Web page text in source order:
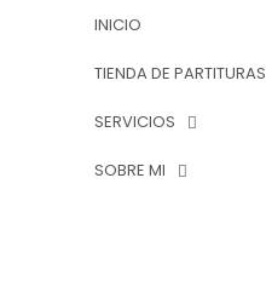
INICIO
TIENDA DE PARTITURAS
SERVICIOS
SOBRE MI